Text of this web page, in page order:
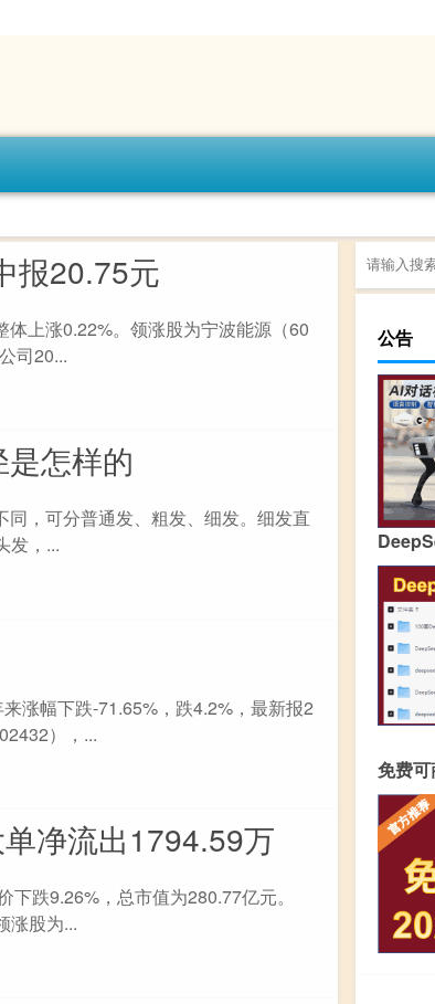
报20.75元
上涨0.22%。领涨股为宁波能源（60
司20...
怎样的
，可分普通发、粗发、细发。细发直
发，...
涨幅下跌-71.65%，跌4.2%，最新报2
），...
净流出1794.59万
跌9.26%，总市值为280.77亿元。
涨股为...
公告
免费